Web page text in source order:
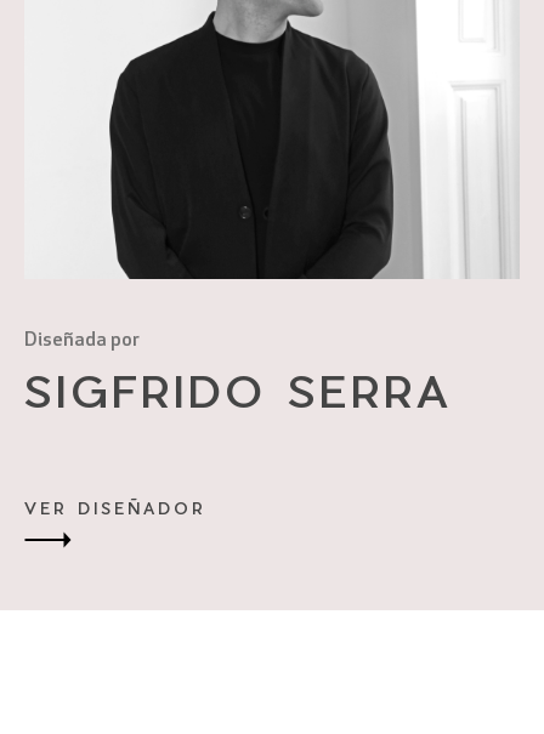
Diseñada por
SIGFRIDO SERRA
VER DISEÑADOR
POR FAVOR, VERIFICA QUE NO ERES UN